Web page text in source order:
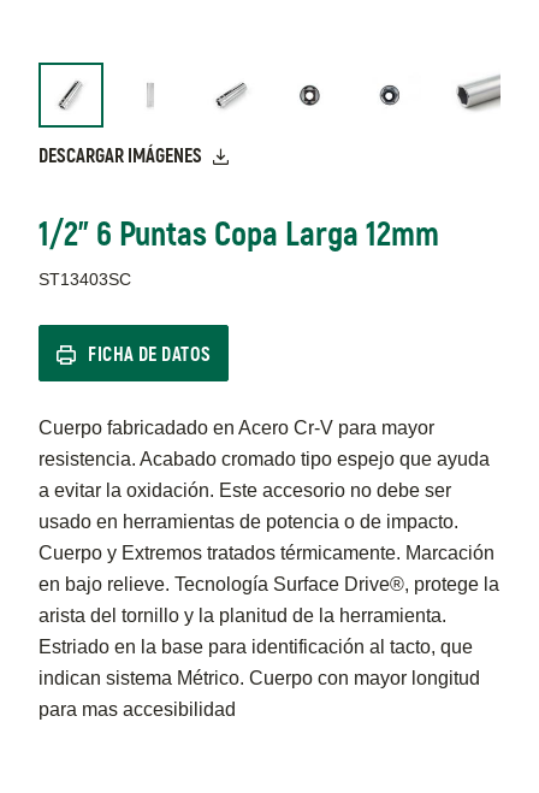
DESCARGAR IMÁGENES
1/2" 6 Puntas Copa Larga 12mm
ST13403SC
FICHA DE DATOS
Cuerpo fabricadado en Acero Cr-V para mayor
resistencia. Acabado cromado tipo espejo que ayuda
a evitar la oxidación. Este accesorio no debe ser
usado en herramientas de potencia o de impacto.
Cuerpo y Extremos tratados térmicamente. Marcación
en bajo relieve. Tecnología Surface Drive®, protege la
arista del tornillo y la planitud de la herramienta.
Estriado en la base para identificación al tacto, que
indican sistema Métrico. Cuerpo con mayor longitud
para mas accesibilidad